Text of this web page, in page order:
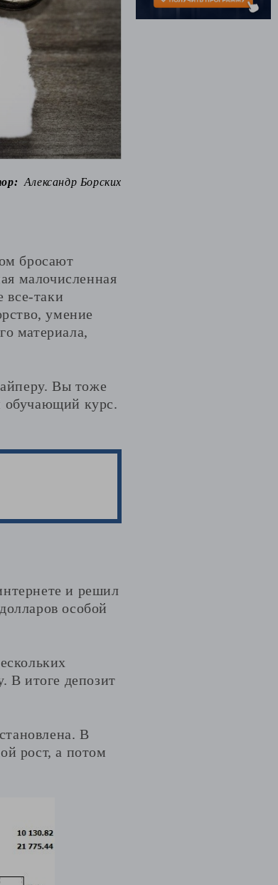
Александр Борских
бросают
малочисленная
все-таки
умение
материала,
Вы тоже
обучающий курс.
и решил
особой
В итоге депозит
В
рост, а потом